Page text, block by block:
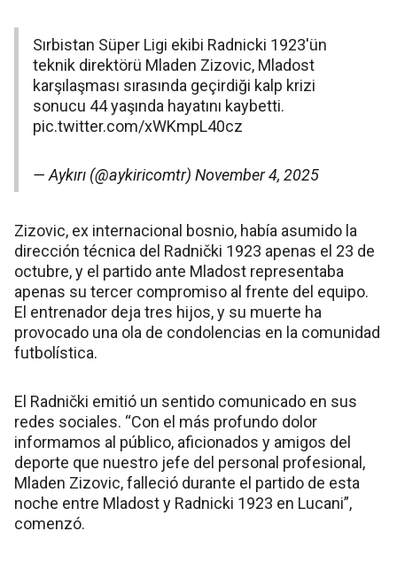
Sırbistan Süper Ligi ekibi Radnicki 1923'ün
teknik direktörü Mladen Zizovic, Mladost
karşılaşması sırasında geçirdiği kalp krizi
sonucu 44 yaşında hayatını kaybetti.
pic.twitter.com/xWKmpL40cz
— Aykırı (@aykiricomtr) November 4, 2025
Zizovic, ex internacional bosnio, había asumido la
dirección técnica del Radnički 1923 apenas el 23 de
octubre, y el partido ante Mladost representaba
apenas su tercer compromiso al frente del equipo.
El entrenador deja tres hijos, y su muerte ha
provocado una ola de condolencias en la comunidad
futbolística.
El Radnički emitió un sentido comunicado en sus
redes sociales. “Con el más profundo dolor
informamos al público, aficionados y amigos del
deporte que nuestro jefe del personal profesional,
Mladen Zizovic, falleció durante el partido de esta
noche entre Mladost y Radnicki 1923 en Lucani”,
comenzó.